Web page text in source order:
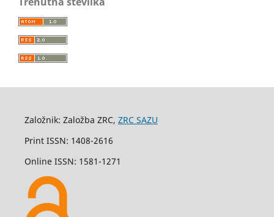
Založnik: Založba ZRC, ZRC SAZU
Print ISSN: 1408-2616
Online ISSN: 1581-1271